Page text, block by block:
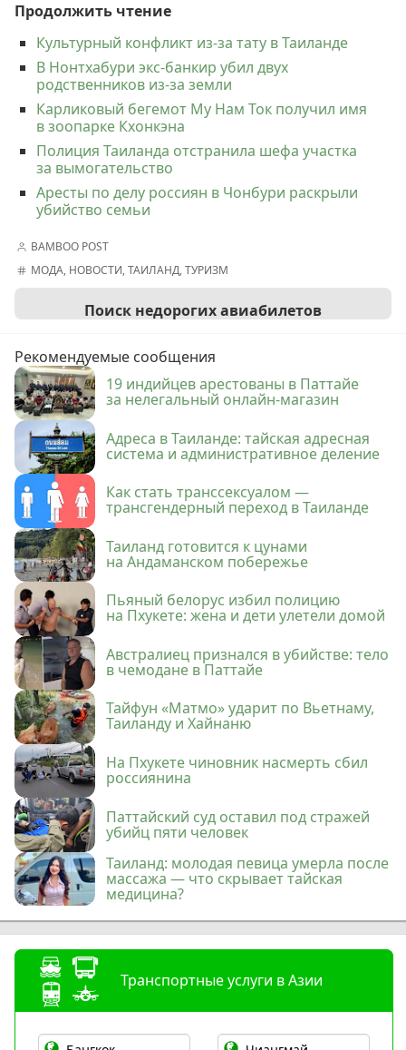
Продолжить чтение
Культурный конфликт из-за тату в Таиланде
В Нонтхабури экс-банкир убил двух
родственников из-за земли
Карликовый бегемот Му Нам Ток получил имя
в зоопарке Кхонкэна
Полиция Таиланда отстранила шефа участка
за вымогательство
Аресты по делу россиян в Чонбури раскрыли
убийство семьи
BAMBOO POST
МОДА, НОВОСТИ,ТАИЛАНД,ТУРИЗМ
Поиск недорогих авиабилетов
Рекомендуемые сообщения
19 индийцев арестованы в Паттайе
за нелегальный онлайн-магазин
Адреса в Таиланде: тайская адресная
система и административное деление
Как стать транссексуалом —
трансгендерный переход в Таиланде
Таиланд готовится к цунами
на Андаманском побережье
Пьяный белорус избил полицию
на Пхукете: жена и дети улетели домой
Австралиец признался в убийстве: тело
в чемодане в Паттайе
Тайфун «Матмо» ударит по Вьетнаму,
Таиланду и Хайнаню
На Пхукете чиновник насмерть сбил
россиянина
Паттайский суд оставил под стражей
убийц пяти человек
Таиланд: молодая певица умерла после
массажа — что скрывает тайская
медицина?
Транспортные услуги в Азии